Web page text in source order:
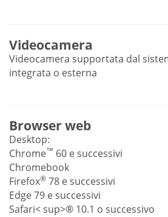
Videocamera
Videocamera supportata dal
integrata o esterna
Browser web
Desktop:
Chrome™ 60 e successivi
Chromebook
Firefox® 78 e successivi
Edge 79 e successivi
Safari< sup>® 10.1 o successivo